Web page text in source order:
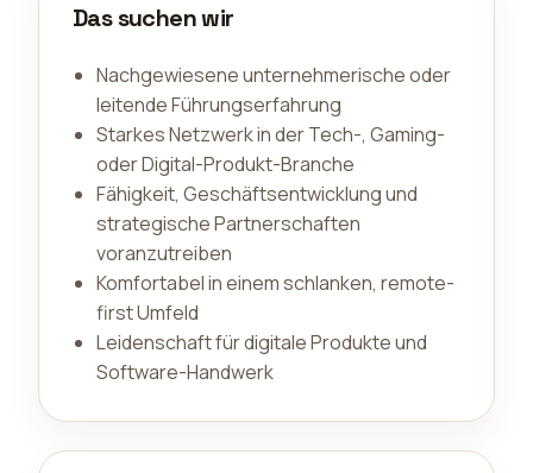
Das suchen wir
Nachgewiesene unternehmerische oder
leitende Führungserfahrung
Starkes Netzwerk in der Tech-, Gaming-
oder Digital-Produkt-Branche
Fähigkeit, Geschäftsentwicklung und
strategische Partnerschaften
voranzutreiben
Komfortabel in einem schlanken, remote-
first Umfeld
Leidenschaft für digitale Produkte und
Software-Handwerk